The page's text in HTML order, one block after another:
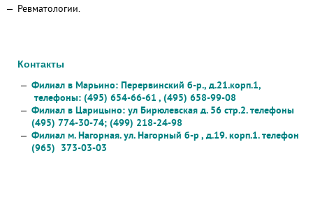
Ревматологии.
Контакты
Филиал в Марьино: Перервинский б-р., д.21.корп.1,
телефоны: (495) 654-66-61 , (495) 658-99-08
Филиал в Царицыно: ул Бирюлевская д. 56 стр.2. телефоны
(495) 774-30-74; (499) 218-24-98
Филиал м. Нагорная. ул. Нагорный б-р , д.19. корп.1. телефон
(965) 373-03-03